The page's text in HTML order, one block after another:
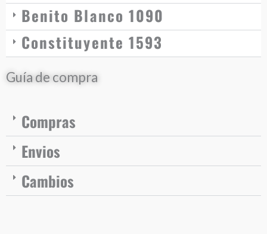
Benito Blanco 1090
Constituyente 1593
Guía de compra
Compras
Envios
Cambios